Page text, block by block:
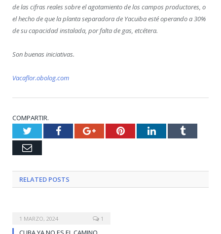
de las cifras reales sobre el agotamiento de los campos productores, o
el hecho de que la planta separadora de Yacuiba esté operando a 30%
de su capacidad instalada, por falta de gas, etcétera.
Son buenas iniciativas.
Vacaflor.obolog.com
COMPARTIR.
TwitterFacebookGoogle+PinterestLinkedInTumblr
Email
RELATED POSTS
1 MARZO, 2024 1